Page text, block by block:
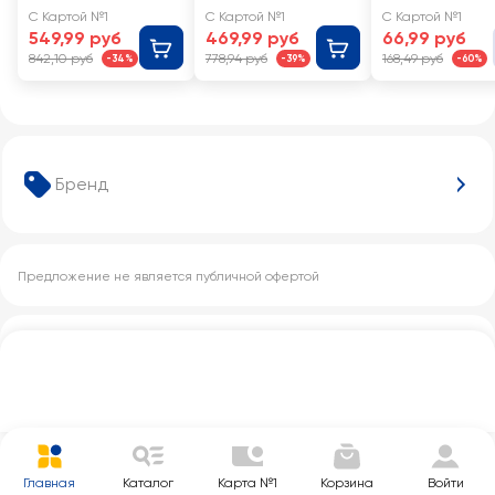
Бренд
Предложение не является публичной офертой
ассорти
С Картой №1
549,99 руб
842,10 руб -34%
С Картой №1
469,99 руб
778,94 руб -39%
Снеговик,
листовой
С Картой №1
66,99 руб
168,49 руб -60%
Главная Каталог Карта №1 Корзина Войти